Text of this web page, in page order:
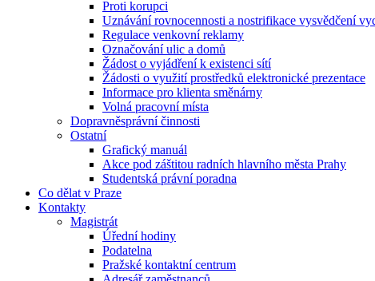
Proti korupci
Uznávání rovnocennosti a nostrifikace vysvědčení
Regulace venkovní reklamy
Označování ulic a domů
Žádost o vyjádření k existenci sítí
Žádosti o využití prostředků elektronické prezentace
Informace pro klienta směnárny
Volná pracovní místa
Dopravněsprávní činnosti
Ostatní
Grafický manuál
Akce pod záštitou radních hlavního města Prahy
Studentská právní poradna
Co dělat v Praze
Kontakty
Magistrát
Úřední hodiny
Podatelna
Pražské kontaktní centrum